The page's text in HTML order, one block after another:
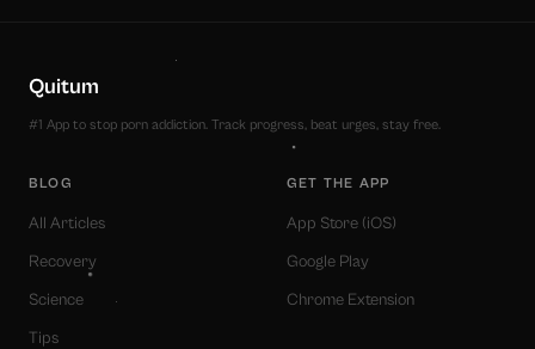
Quitum
#1 App to stop porn addiction. Track progress, beat urges, stay free.
BLOG
All Articles
Recovery
Science
Tips
GET THE APP
App Store (iOS)
Google Play
Chrome Extension